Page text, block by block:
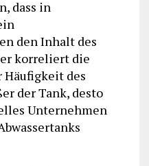
dass in
den Inhalt des
korreliert die
Häufigkeit des
der Tank, desto
Unternehmen